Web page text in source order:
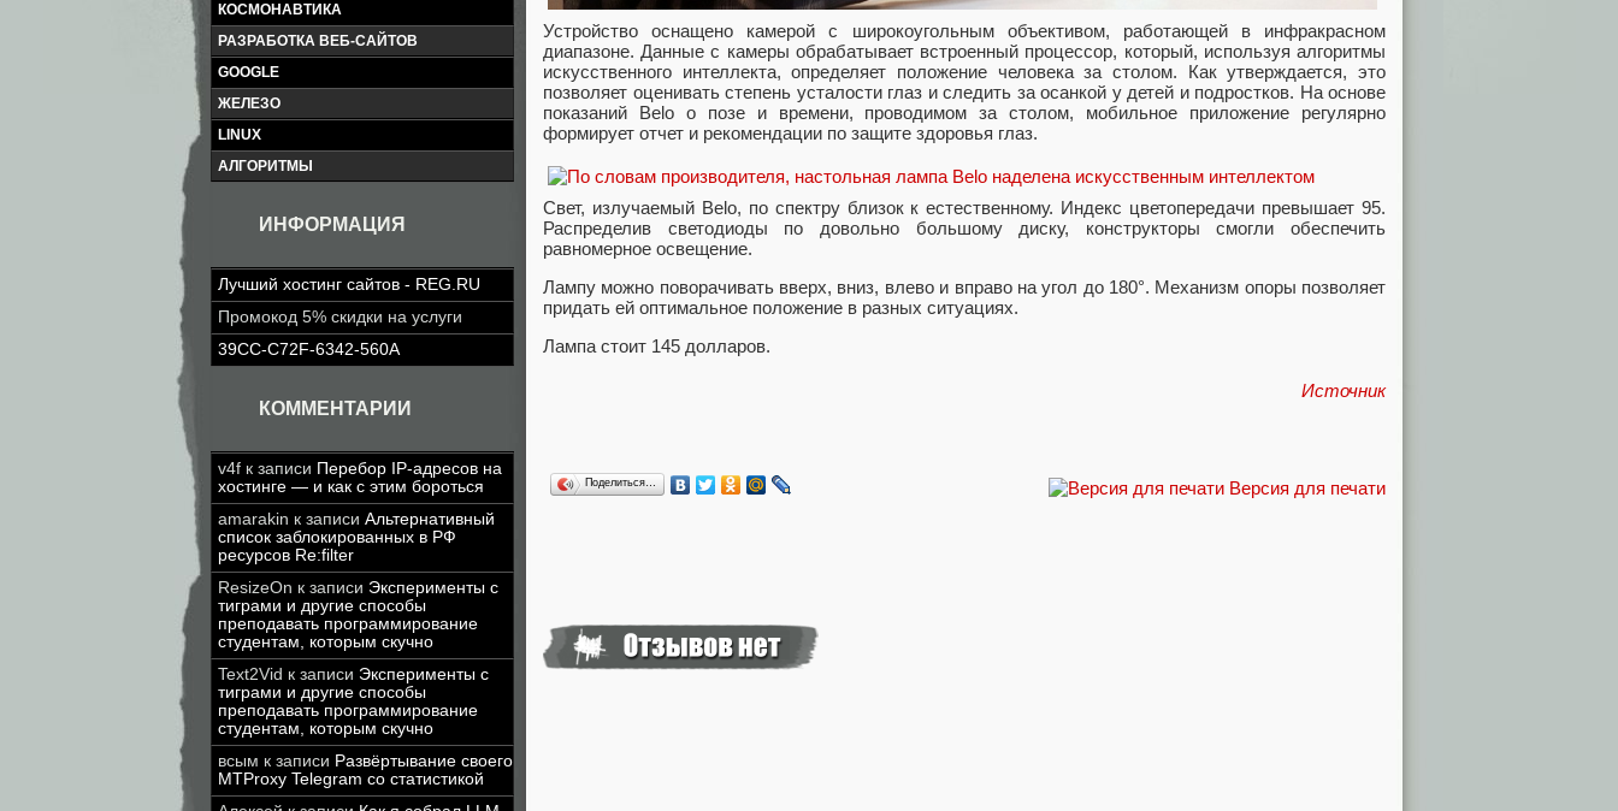
КОСМОНАВТИКА
РАЗРАБОТКА ВЕБ-САЙТОВ
GOOGLE
ЖЕЛЕЗО
LINUX
АЛГОРИТМЫ
ИНФОРМАЦИЯ
Лучший хостинг сайтов - REG.RU
Промокод 5% скидки на услуги
39CC-C72F-6342-560A
КОММЕНТАРИИ
v4f к записи Перебор IP-адресов на
хостинге — и как с этим бороться
amarakin к записи Альтернативный
список заблокированных в РФ
ресурсов Re:filter
ResizeOn к записи Эксперименты с
тиграми и другие способы
преподавать программирование
студентам, которым скучно
Text2Vid к записи Эксперименты с
тиграми и другие способы
преподавать программирование
студентам, которым скучно
всым к записи Развёртывание своего
MTProxy Telegram со статистикой
Устройство оснащено камерой с широкоугольным объективом, работающей в инфракрасном
диапазоне. Данные с камеры обрабатывает встроенный процессор, который, используя алгоритмы
искусственного интеллекта, определяет положение человека за столом. Как утверждается, это
позволяет оценивать степень усталости глаз и следить за осанкой у детей и подростков. На основе
показаний Belo о позе и времени, проводимом за столом, мобильное приложение регулярно
формирует отчет и рекомендации по защите здоровья глаз.
Свет, излучаемый Belo, по спектру близок к естественному. Индекс цветопередачи превышает 95.
Распределив светодиоды по довольно большому диску, конструкторы смогли обеспечить
равномерное освещение.
Лампу можно поворачивать вверх, вниз, влево и вправо на угол до 180°. Механизм опоры позволяет
придать ей оптимальное положение в разных ситуациях.
Лампа стоит 145 долларов.
Источник
Версия для печати
Поделиться…